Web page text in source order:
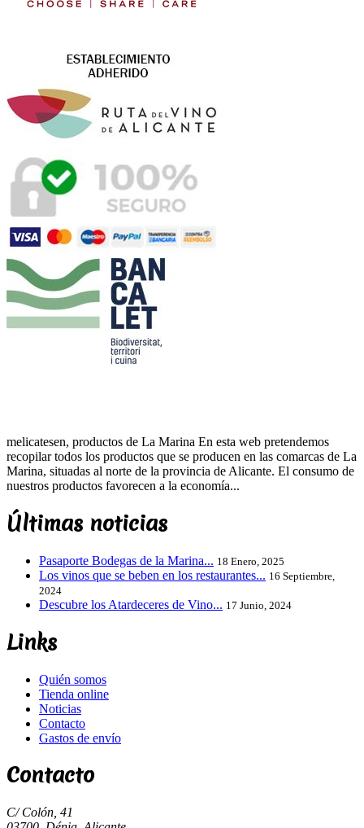
melicatesen, productos de La Marina En esta web pretendemos
recopilar todos los productos que se producen en las comarcas de La
Marina, situadas al norte de la provincia de Alicante. El consumo de
nuestros productos favorecen a la economía...
Últimas noticias
Pasaporte Bodegas de la Marina... 18 Enero, 2025
Los vinos que se beben en los restaurantes... 16 Septiembre,
2024
Descubre los Atardeceres de Vino... 17 Junio, 2024
Links
Quién somos
Tienda online
Noticias
Contacto
Gastos de envío
Contacto
C/ Colón, 41